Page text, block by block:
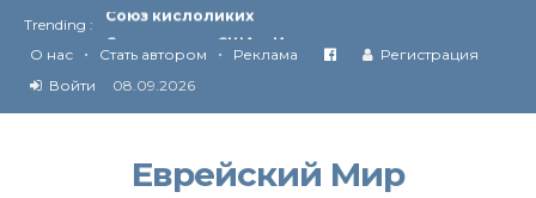
Trending :
Соглашение США с Ираном
Технология Революции в Иране
О нас • Стать автором • Реклама
Регистрация
Войти
08.09.2026
Еврейский Мир